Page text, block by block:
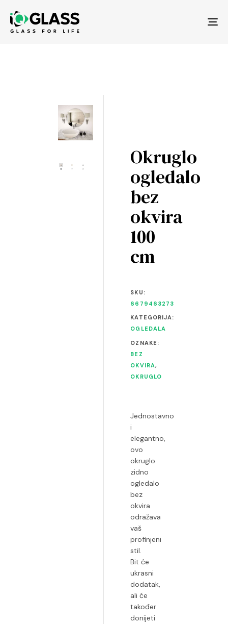
Okruglo
ogledalo
bez
okvira
100
cm
SKU:
6679463273
KATEGORIJA:
OGLEDALA
OZNAKE:
BEZ
OKVIRA,
OKRUGLO
Jednostavno
i
elegantno,
ovo
okruglo
zidno
ogledalo
bez
okvira
odražava
vaš
profinjeni
stil.
Bit će
ukrasni
dodatak,
ali će
također
donijeti